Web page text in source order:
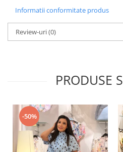
Informatii conformitate produs
Review-uri(0)
PRODUSE
-50%